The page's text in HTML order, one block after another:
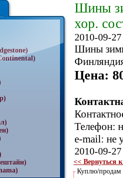
Шины
хор.
2010-09-
Шины
Цена:
Телефон:
e-mail: не
2010-09-
<< Вернуться
Куплю/